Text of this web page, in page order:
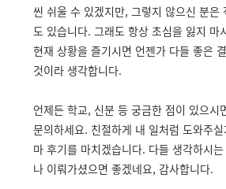
씬 쉬울 수 있겠지만, 그렇지 않으신 분은
도 있습니다. 그래도 항상 초심을 잃지 마
현재 상황을 즐기시면 언젠가 다들 좋은
것이라 생각합니다.
언제든 학교, 신분 등 궁금한 점이 있으시
문의하세요. 친절하게 내 일처럼 도와주
마 후기를 마치겠습니다. 다들 생각하시
나 이뤄가셨으면 좋겠네요, 감사합니다.